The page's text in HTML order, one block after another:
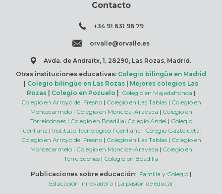
Contacto
+34 91 631 96 79
orvalle@orvalle.es
Avda. de Andraitx, 1, 28290, Las Rozas, Madrid.
Otras instituciones educativas: Colegio bilingüe en Madrid
Colegio bilingüe en Las Rozas
Mejores colegios Las
Rozas
Colegio en Pozuelo Colegio en Majadahonda |
Colegio en Arroyo del Fresno| Colegio en Las Tablas| Colegio en
Montecarmelo| Colegio en Moncloa-Aravaca | Colegio en
Torrelodones| Colegio en Boadilla| Colegio Andel | Colegio
Fuenllana | Instituto Tecnológico Fuenllana | Colegio Gaztelueta |
Colegio en Arroyo del Fresno| Colegio en Las Tablas| Colegio en
Montecarmelo| Colegio en Moncloa-Aravaca | Colegio en
Torrelodones | Colegio en Boadilla
Publicaciones sobre educación: Familia y Colegio |
Educación Innovadora | La pasión de educar